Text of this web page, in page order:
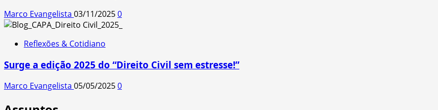
Marco Evangelista 03/11/20250
Reflexões & Cotidiano
Surge a edição 2025 do “Direito Civil sem estresse!”
Marco Evangelista 05/05/20250